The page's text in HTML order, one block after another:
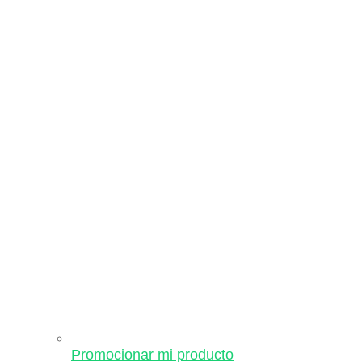
Promocionar mi producto